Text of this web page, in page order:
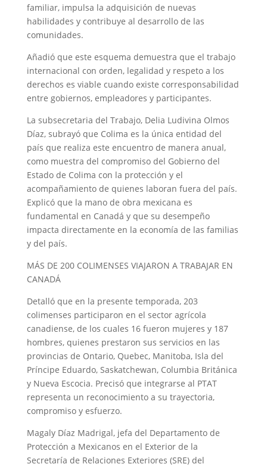
familiar, impulsa la adquisición de nuevas
habilidades y contribuye al desarrollo de las
comunidades.
Añadió que este esquema demuestra que el trabajo
internacional con orden, legalidad y respeto a los
derechos es viable cuando existe corresponsabilidad
entre gobiernos, empleadores y participantes.
La subsecretaria del Trabajo, Delia Ludivina Olmos
Díaz, subrayó que Colima es la única entidad del
país que realiza este encuentro de manera anual,
como muestra del compromiso del Gobierno del
Estado de Colima con la protección y el
acompañamiento de quienes laboran fuera del país.
Explicó que la mano de obra mexicana es
fundamental en Canadá y que su desempeño
impacta directamente en la economía de las familias
y del país.
MÁS DE 200 COLIMENSES VIAJARON A TRABAJAR EN
CANADÁ
Detalló que en la presente temporada, 203
colimenses participaron en el sector agrícola
canadiense, de los cuales 16 fueron mujeres y 187
hombres, quienes prestaron sus servicios en las
provincias de Ontario, Quebec, Manitoba, Isla del
Príncipe Eduardo, Saskatchewan, Columbia Británica
y Nueva Escocia. Precisó que integrarse al PTAT
representa un reconocimiento a su trayectoria,
compromiso y esfuerzo.
Magaly Díaz Madrigal, jefa del Departamento de
Protección a Mexicanos en el Exterior de la
Secretaría de Relaciones Exteriores (SRE) del